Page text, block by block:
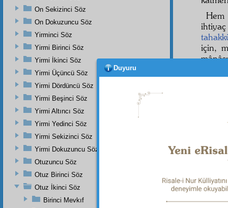
için,
On Sekizinci Söz
On Dokuzuncu Söz
Yirminci Söz
Yirmi Birinci Söz
Yirmi İkinci Söz
Yirmi Üçüncü Söz
Yirmi Dördüncü Söz
Yirmi Beşinci Söz
Yirmi Altıncı Söz
Yirmi Yedinci Söz
Yirmi Sekizinci Söz
Yirmi Dokuzuncu Söz
Otuzuncu Söz
Otuz Birinci Söz
Otuz İkinci Söz
Birinci Mevkıf
Duyuru